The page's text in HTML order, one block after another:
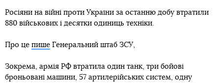
Росіяни на війні проти України за останню добу втратили
880 військових і десятки одиниць техніки.
Про це пише Генеральний штаб ЗСУ,
Зокрема, армія РФ втратила один танк, три бойові
броньовані машини, 57 артилерійських систем, одну